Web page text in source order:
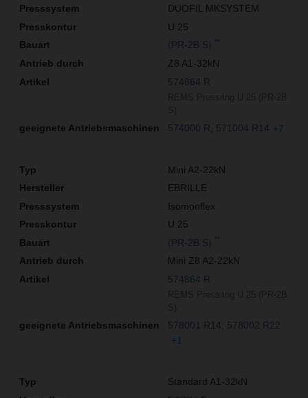
DUOFIL MKSYSTEM
U 25
(PR-2B S)
Z8 A1-32kN
574864 R
574000 R 571004 R14 +7
Mini A2-22kN
EBRILLE
Isomonflex
U 25
(PR-2B S)
Mini Z8 A2-22kN
574864 R
578001 R14
578002 R22
+1
Standard A1-32kN